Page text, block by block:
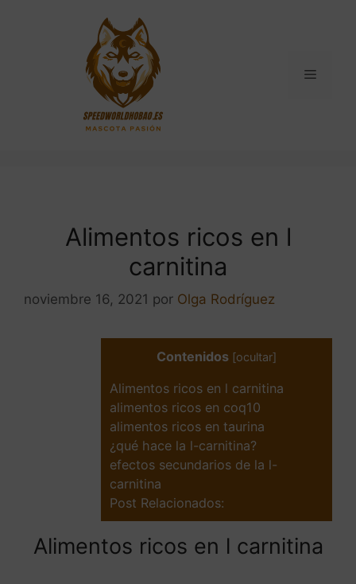
Menú
Alimentos ricos en l
carnitina
noviembre 16, 2021 por Olga Rodríguez
Contenidos [ocultar]
Alimentos ricos en l carnitina
alimentos ricos en coq10
alimentos ricos en taurina
¿qué hace la l-carnitina?
efectos secundarios de la l-
carnitina
Post Relacionados:
Alimentos ricos en l carnitina